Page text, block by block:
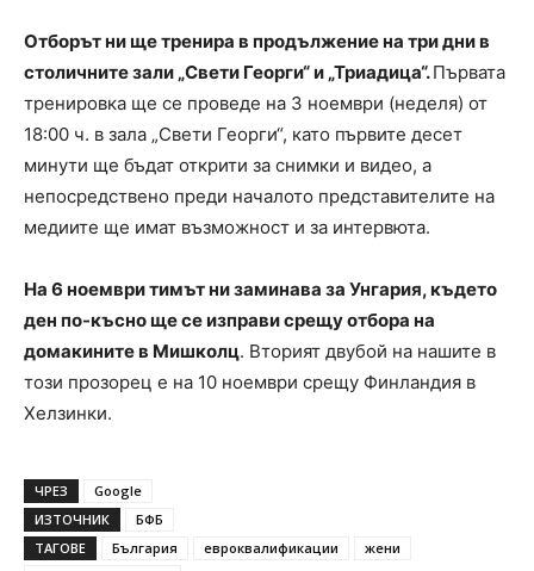
Отборът ни ще тренира в продължение на три дни в
столичните зали „Свети Георги“ и „Триадица“.Първата
тренировка ще се проведе на 3 ноември (неделя) от
18:00 ч. в зала „Свети Георги“, като първите десет
минути ще бъдат открити за снимки и видео, а
непосредствено преди началото представителите на
медиите ще имат възможност и за интервюта.
На 6 ноември тимът ни заминава за Унгария, където
ден по-късно ще се изправи срещу отбора на
домакините в Мишколц. Вторият двубой на нашите в
този прозорец е на 10 ноември срещу Финландия в
Хелзинки.
ЧРЕЗ
Google
ИЗТОЧНИК
БФБ
ТАГОВЕ
България евроквалификации
жени